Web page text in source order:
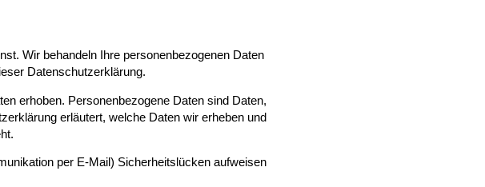
Wir behandeln Ihre personenbezogenen Daten
Datenschutzerklärung.
erhoben. Personenbezogene Daten sind Daten,
erläutert, welche Daten wir erheben und
per E-Mail) Sicherheitslücken aufweisen